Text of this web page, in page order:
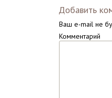
Добавить
Ваш e-mail не
Комментарий